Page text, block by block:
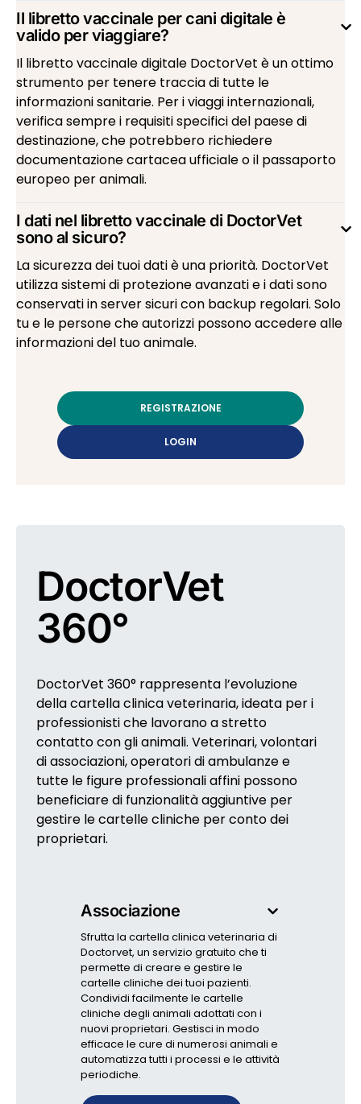
Il libretto vaccinale per cani digitale è
valido per viaggiare?
Il libretto vaccinale digitale DoctorVet è un ottimo
strumento per tenere traccia di tutte le
informazioni sanitarie. Per i viaggi internazionali,
verifica sempre i requisiti specifici del paese di
destinazione, che potrebbero richiedere
documentazione cartacea ufficiale o il passaporto
europeo per animali.
I dati nel libretto vaccinale di DoctorVet
sono al sicuro?
La sicurezza dei tuoi dati è una priorità. DoctorVet
utilizza sistemi di protezione avanzati e i dati sono
conservati in server sicuri con backup regolari. Solo
tu e le persone che autorizzi possono accedere alle
informazioni del tuo animale.
REGISTRAZIONE
LOGIN
DoctorVet
360°
DoctorVet 360° rappresenta l’evoluzione
della cartella clinica veterinaria, ideata per i
professionisti che lavorano a stretto
contatto con gli animali. Veterinari, volontari
di associazioni, operatori di ambulanze e
tutte le figure professionali affini possono
beneficiare di funzionalità aggiuntive per
gestire le cartelle cliniche per conto dei
proprietari.
Associazione
Sfrutta la cartella clinica veterinaria di
Doctorvet, un servizio gratuito che ti
permette di creare e gestire le
cartelle cliniche dei tuoi pazienti.
Condividi facilmente le cartelle
cliniche degli animali adottati con i
nuovi proprietari. Gestisci in modo
efficace le cure di numerosi animali e
automatizza tutti i processi e le attività
periodiche.